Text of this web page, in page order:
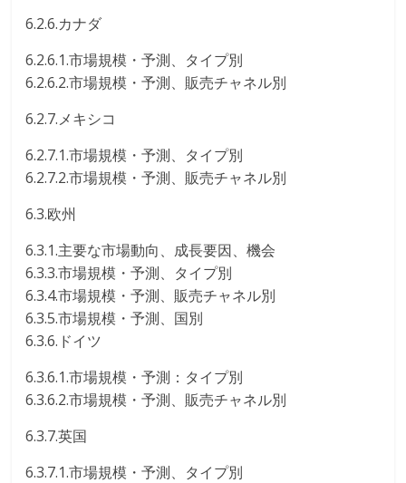
6.2.6.カナダ
6.2.6.1.市場規模・予測、タイプ別
6.2.6.2.市場規模・予測、販売チャネル別
6.2.7.メキシコ
6.2.7.1.市場規模・予測、タイプ別
6.2.7.2.市場規模・予測、販売チャネル別
6.3.欧州
6.3.1.主要な市場動向、成長要因、機会
6.3.3.市場規模・予測、タイプ別
6.3.4.市場規模・予測、販売チャネル別
6.3.5.市場規模・予測、国別
6.3.6.ドイツ
6.3.6.1.市場規模・予測：タイプ別
6.3.6.2.市場規模・予測、販売チャネル別
6.3.7.英国
6.3.7.1.市場規模・予測、タイプ別